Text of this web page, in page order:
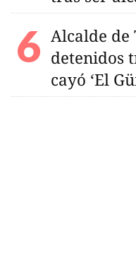
Alcalde
detenidos
cayó ‘El